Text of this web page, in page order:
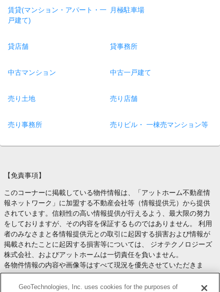
賃貸(マンション・アパート・一
戸建て)
月極駐車場
貸店舗 貸事務所
中古マンション 中古一戸建て
売り土地 売り店舗
売り事務所 売りビル・ 一棟売マンション等
【免責事項】
このコーナーに掲載している物件情報は、「アットホーム不動産情
報ネットワーク」に加盟する不動産会社等（情報提供元）から提供
されています。信頼性の高い情報提供が行えるよう、最大限の努力
をしておりますが、その内容を保証するものではありません。 利用
者のみなさまと各情報提供元との取引に起因する損害および情報が
掲載されたことに起因する損害等については、 ジオテクノロジーズ
株式会社、およびアットホームは一切責任を負いません。
各物件情報の内容や画像等はすべて現況を優先させていただきま
す。
お取引等（お取引の準備、資金調達等を含みます）の際には、内容
GeoTechnologies, Inc. uses cookies for the purposes of